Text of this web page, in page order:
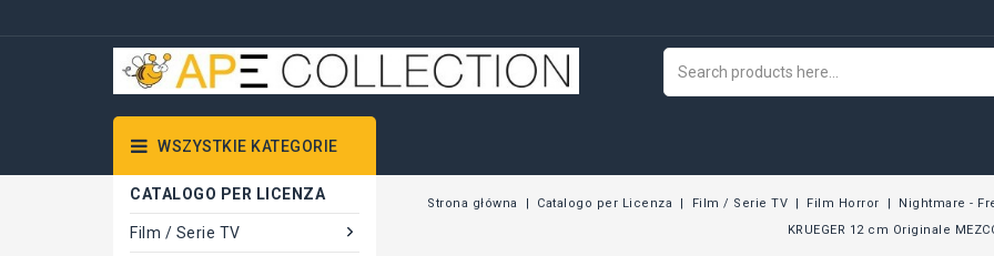
WSZYSTKIE KATEGORIE
CATALOGO PER LICENZA
Film / Serie TV
Strona główna Catalogo per Licenza Film / Serie TV Film Horror Nightmare -
KRUEGER 12 cm Originale